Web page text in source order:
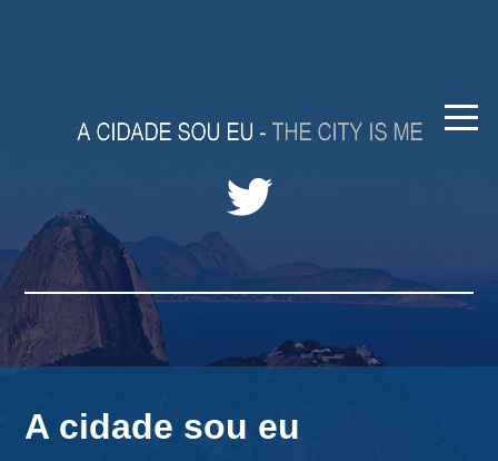
A cidade sou eu